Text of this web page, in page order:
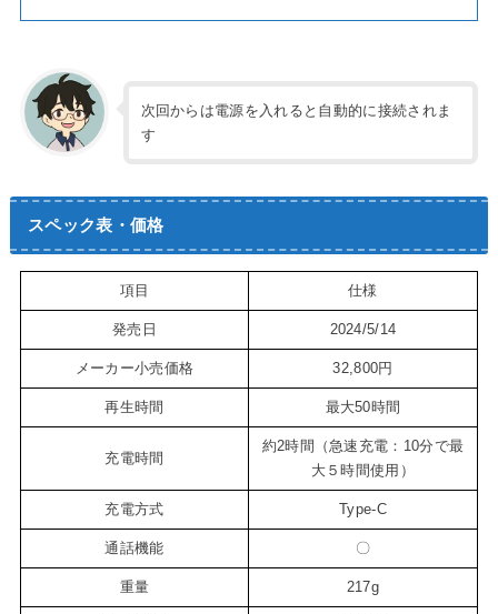
次回からは電源を入れると自動的に接続されま
す
スペック表・価格
項目 仕様
発売日 2024/5/14
メーカー小売価格 32,800円
再生時間 最大50時間
充電時間
約2時間（急速充電：10分で最
大５時間使用）
充電方式 Type-C
通話機能 〇
重量 217g